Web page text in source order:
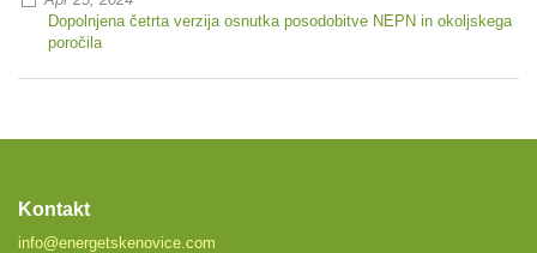
Dopolnjena četrta verzija osnutka posodobitve NEPN in okoljskega
poročila
Kontakt
info@energetskenovice.com